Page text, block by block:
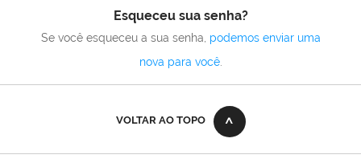
Esqueceu sua senha?
Se você esqueceu a sua senha, podemos enviar uma
nova para você.
VOLTAR AO TOPO